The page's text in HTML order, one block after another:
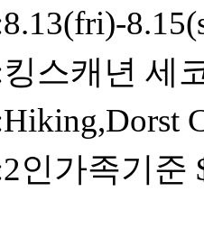
스캐년 세
인가족기준